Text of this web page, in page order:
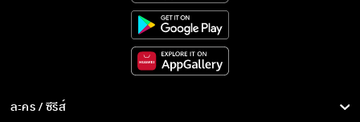
ละคร / ซีรีส์